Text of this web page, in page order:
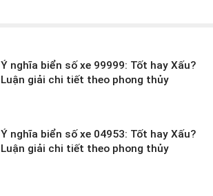
Ý nghĩa biển số xe 99999: Tốt hay Xấu?
Luận giải chi tiết theo phong thủy
Ý nghĩa biển số xe 04953: Tốt hay Xấu?
Luận giải chi tiết theo phong thủy